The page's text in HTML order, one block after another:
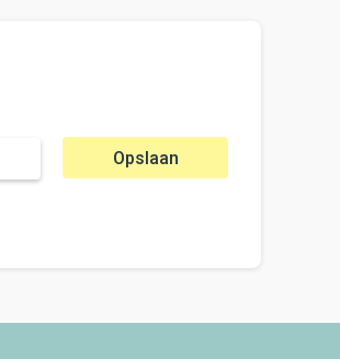
Opslaan